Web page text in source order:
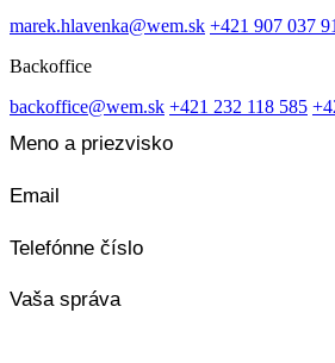
marek.hlavenka@wem.sk +421 907 037
Backoffice
backoffice@wem.sk +421 232 118 585